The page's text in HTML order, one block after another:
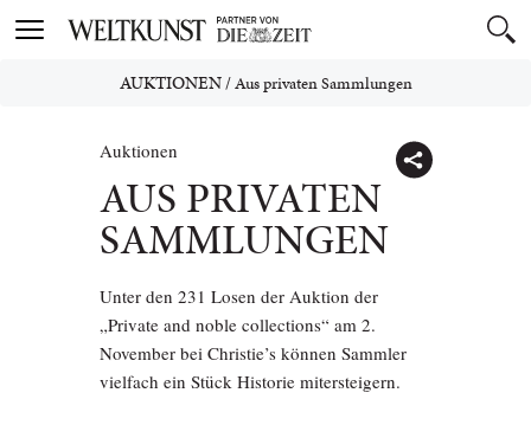
Toggle
AUKTIONEN/Aus privaten Sammlungen
Auktionen
AUS PRIVATEN
SAMMLUNGEN
Unter den 231 Losen der Auktion der
„Private and noble collections“ am 2.
November bei Christie’s können Sammler
vielfach ein Stück Historie mitersteigern.